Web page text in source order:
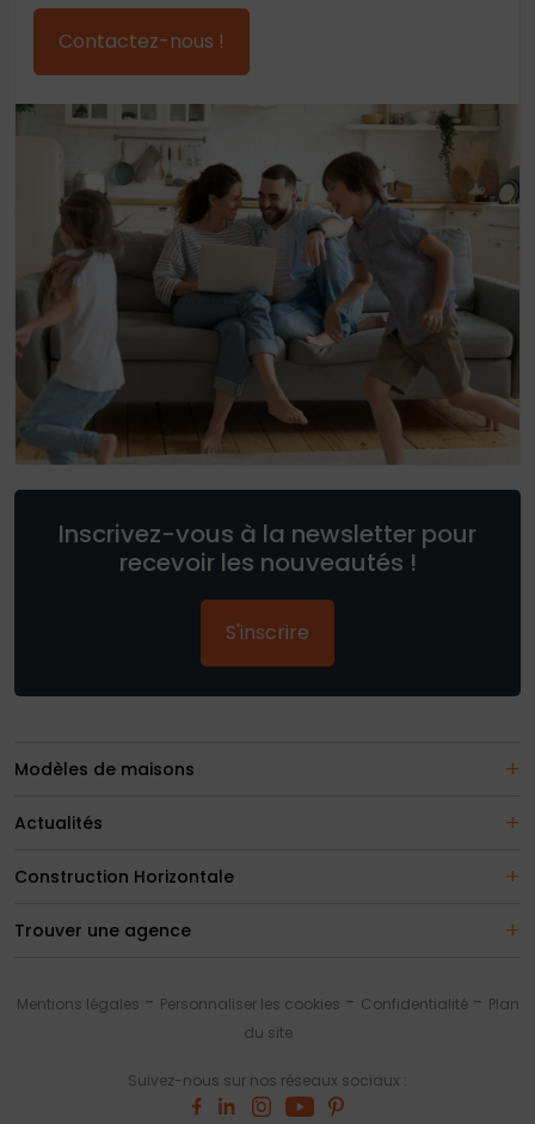
Contactez-nous !
Inscrivez-vous à la newsletter pour
recevoir les nouveautés !
S'inscrire
Modèles de maisons
Actualités
Construction Horizontale
Trouver une agence
Suivez-nous sur nos réseaux sociaux :
Mentions légales Personnaliser les cookies Confidentialité
Plan
du site